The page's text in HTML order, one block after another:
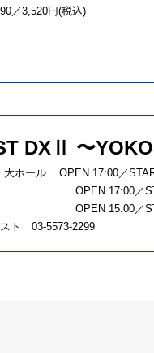
／3,520円(税込)
DXⅡ 〜
ホール OPEN 17:00／
17:00／
15:00／
ト 03-5573-2299